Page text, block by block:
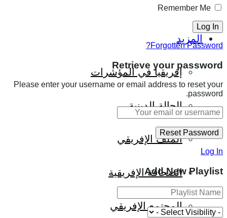
المزيد
إفريقيا في المؤشرات
الحالة الدينية
الملف الإفريقي
الصحافة الإفريقية
المجتمع الإفريقي
Remember Me
Forgotten Password?
Retrieve your password
Please enter your username or email address to reset your
password.
Log In
Add New Playlist